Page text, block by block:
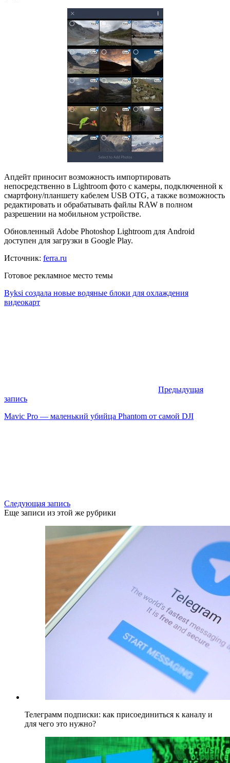
Апдейт приносит возможность импортировать
непосредственно в Lightroom фото с камеры, подключенной к
смартфону/планшету кабелем USB OTG, а также возможность
редактировать и обрабатывать файлы RAW в полном
разрешении на мобильном устройстве.
Обновленный Adobe Photoshop Lightroom для Android
доступен для загрузки в Google Play.
Источник: ferra.ru
Готовое рекламное место темы
Byksi создала новые водяные блоки для охлаждения
видеокарт
Предыдущая
запись
Mavic Pro — маленький убийца Phantom от самой DJI
Следующая запись
Еще записи из этой же рубрики
Телеграмм подписки: как присоединиться к каналу и
для чего это нужно?